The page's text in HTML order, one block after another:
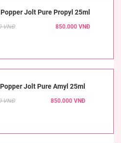
Popper Jolt Pure Propyl 25ml
VNĐ 850.000 VNĐ
Popper Jolt Pure Amyl 25ml
VNĐ 850.000 VNĐ